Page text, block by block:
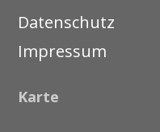
Datenschutz
Impressum
Karte